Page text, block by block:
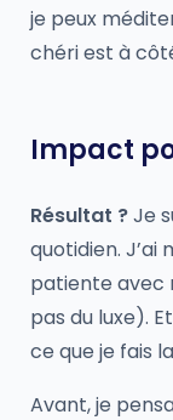
je peux
chéri est à
Impact
Résultat ?Je
quotidien. J’ai
patiente avec
pas du luxe).
ce que je fais
Avant, je